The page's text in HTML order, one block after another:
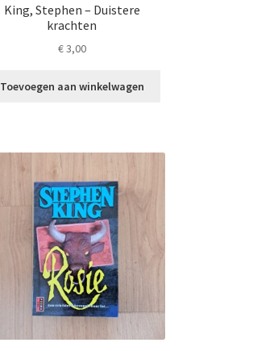
King, Stephen – Duistere
krachten
€3,00
Toevoegen aan winkelwagen